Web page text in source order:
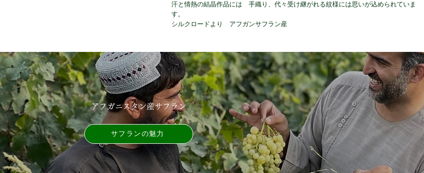
汗と情熱の結晶作品には 手織り、代々受け継がれる紋様には思いが込められていま
す。
シルクロードより アフガンサフラン産
アフガニスタン産サフラン
サフランの魅力